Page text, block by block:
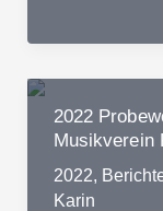
Musikverein
2022
Musikverein
2022,
Karin